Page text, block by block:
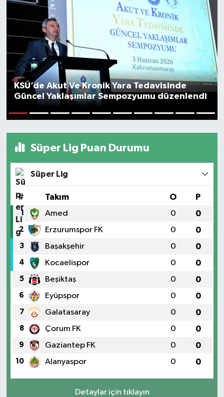
KSÜ’de Akut Ve Kronik Yara Tedavisinde
Güncel Yaklaşımlar Sempozyumu düzenlendi
Süper Lig Puan Durumu
Süper Lig
# Takım O P
1 Amed 0 0
2 Erzurumspor FK 0 0
3 Başakşehir 0 0
4 Kocaelispor 0 0
5 Beşiktaş 0 0
6 Eyüpspor 0 0
7 Galatasaray 0 0
8 Çorum FK 0 0
9 Gaziantep FK 0 0
10 Alanyaspor 0 0
Detaylar için tıklayın
YAŞAM